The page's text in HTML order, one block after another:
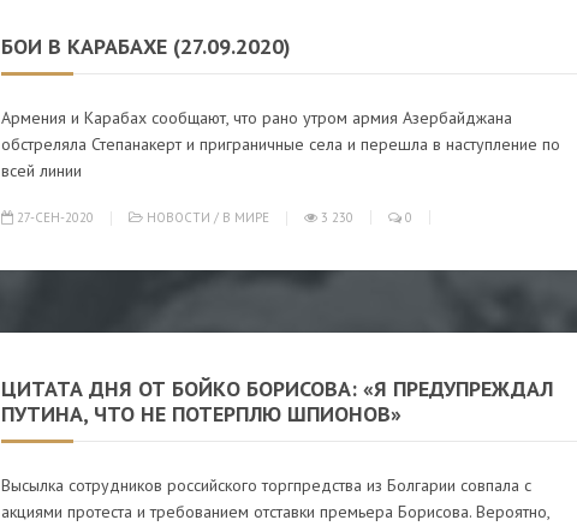
БОИ В КАРАБАХЕ (27.09.2020)
Армения и Карабах сообщают, что рано утром армия Азербайджана
обстреляла Степанакерт и приграничные села и перешла в наступление по
всей линии
27-СЕН-2020 НОВОСТИ / В МИРЕ 3 230 0
ЦИТАТА ДНЯ ОТ БОЙКО БОРИСОВА: «Я ПРЕДУПРЕЖДАЛ
ПУТИНА, ЧТО НЕ ПОТЕРПЛЮ ШПИОНОВ»
Высылка сотрудников российского торгпредства из Болгарии совпала с
акциями протеста и требованием отставки премьера Борисова. Вероятно,